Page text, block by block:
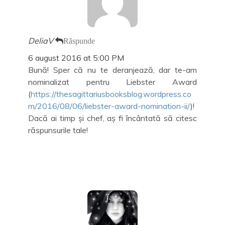
DeliaV Răspunde
6 august 2016 at 5:00 PM
Bună! Sper că nu te deranjează, dar te-am
nominalizat pentru Liebster Award
(https://thesagittariusbooksblog.wordpress.co
m/2016/08/06/liebster-award-nomination-ii/)!
Dacă ai timp și chef, aș fi încântată să citesc
răspunsurile tale!